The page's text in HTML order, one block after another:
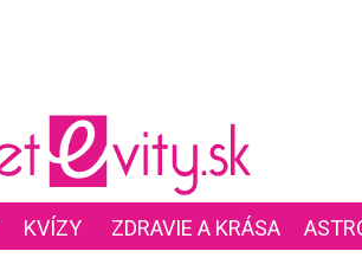
KVÍZY ZDRAVIE A KRÁSA